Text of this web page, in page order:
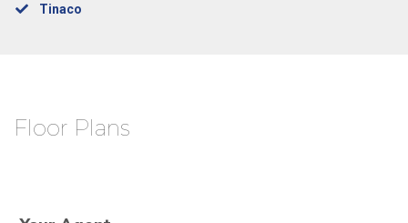
Tinaco
Floor Plans